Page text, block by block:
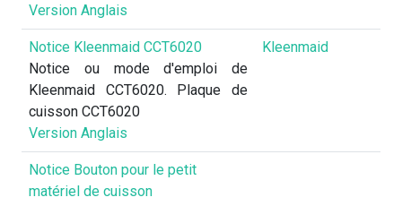
Version Anglais
Notice Kleenmaid CCT6020
Notice ou mode d'emploi de
Kleenmaid CCT6020. Plaque de
cuisson CCT6020
Version Anglais
Kleenmaid
Notice Bouton pour le petit
matériel de cuisson